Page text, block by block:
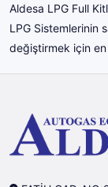
Aldesa LPG Full
LPG Sistemlerinin
değiştirmek için